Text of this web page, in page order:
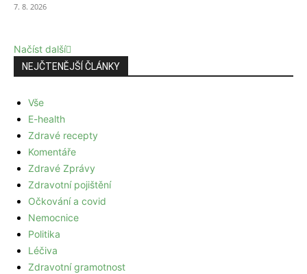
7. 8. 2026
Načíst další
NEJČTENĚJŠÍ ČLÁNKY
Vše
E-health
Zdravé recepty
Komentáře
Zdravé Zprávy
Zdravotní pojištění
Očkování a covid
Nemocnice
Politika
Léčiva
Zdravotní gramotnost